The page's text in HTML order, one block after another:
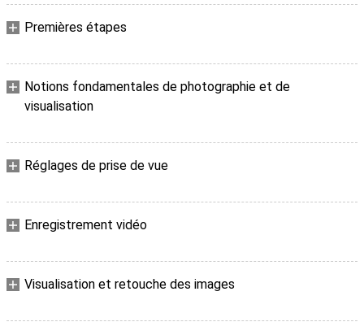
Premières étapes
Notions fondamentales de photographie et de
visualisation
Réglages de prise de vue
Enregistrement vidéo
Visualisation et retouche des images